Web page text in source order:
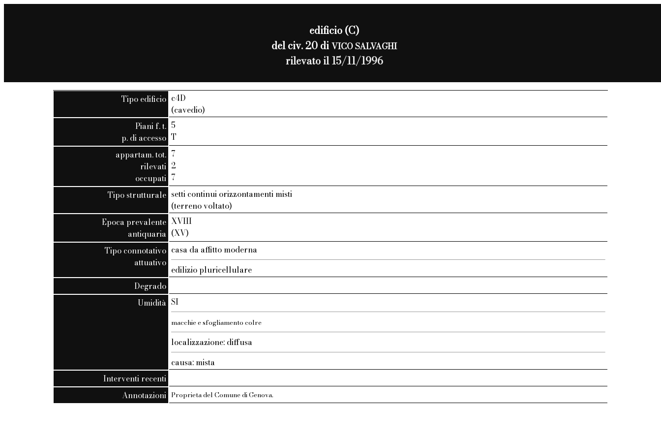
edificio (C)
del civ. 20 diVICO SALVAGHI
rilevato il 15/11/1996
Tipo edificio c4D
(cavedio)
Piani f. t.
p. di accesso
5
T
appartam. tot.
rilevati
occupati
7
2
7
Tipo strutturale setti continui orizzontamenti misti
(terreno voltato)
Epoca prevalente
antiquaria
XVIII
(XV)
Tipo connotativo
attuativo
casa da affitto moderna
edilizio pluricellulare
Degrado
Umidità SI
macchie e sfogliamento colre
localizzazione: diffusa
causa: mista
Interventi recenti
Annotazioni Proprieta del Comune di Genova.